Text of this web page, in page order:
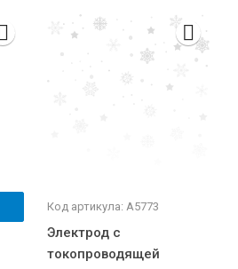
Код артикула: А5773
Электрод с
токопроводящей